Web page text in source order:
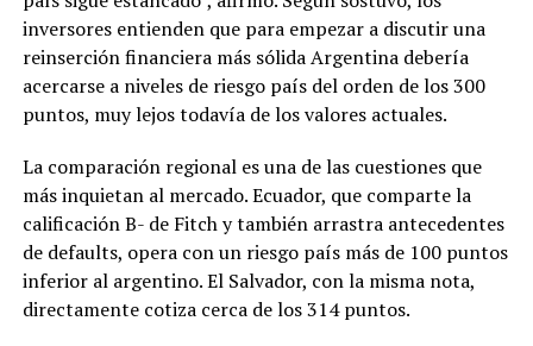
inversores entienden que para empezar a discutir una
reinserción financiera más sólida Argentina debería
acercarse a niveles de riesgo país del orden de los 300
puntos, muy lejos todavía de los valores actuales.
La comparación regional es una de las cuestiones que
más inquietan al mercado. Ecuador, que comparte la
calificación B- de Fitch y también arrastra antecedentes
de defaults, opera con un riesgo país más de 100 puntos
inferior al argentino. El Salvador, con la misma nota,
directamente cotiza cerca de los 314 puntos.